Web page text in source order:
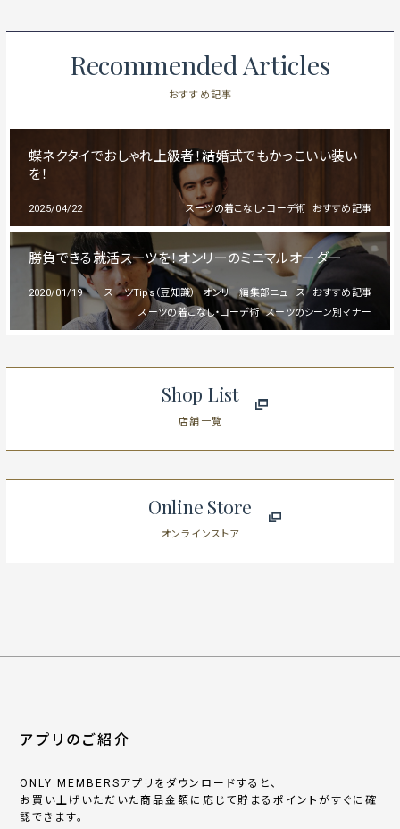
Recommended Articles
おすすめ記事
蝶ネクタイでおしゃれ上級者！結婚式でもかっこいい装い
を！
2025/04/22 おすすめ記事
スーツの着こなし・コーデ術
勝負できる就活スーツを！オンリーのミニマルオーダー
2020/01/19 おすすめ記事
オンリー編集部ニュース
スーツTips（豆知識）
スーツのシーン別マナー
スーツの着こなし・コーデ術
Shop List
店舗一覧
Online Store
オンラインストア
アプリのご紹介
ONLY MEMBERSアプリをダウンロードすると、
お買い上げいただいた商品金額に応じて貯まるポイントがすぐに確
認できます。